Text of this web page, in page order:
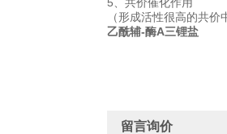
（形成活性很高的共价
乙酰辅-酶A三锂盐
留言询价